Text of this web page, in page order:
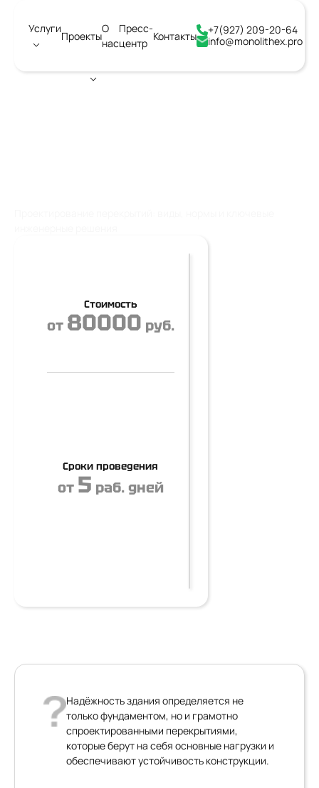
Услуги
Проекты
О
нас
Пресс-
центр
Контакты
+7(927) 209-20-64
info@monolithex.pro
Стоимость
от 80000 руб.
Сроки проведения
от 5 раб. дней
Надёжность здания определяется не
только фундаментом, но и грамотно
спроектированными перекрытиями,
которые берут на себя основные нагрузки и
обеспечивают устойчивость конструкции.